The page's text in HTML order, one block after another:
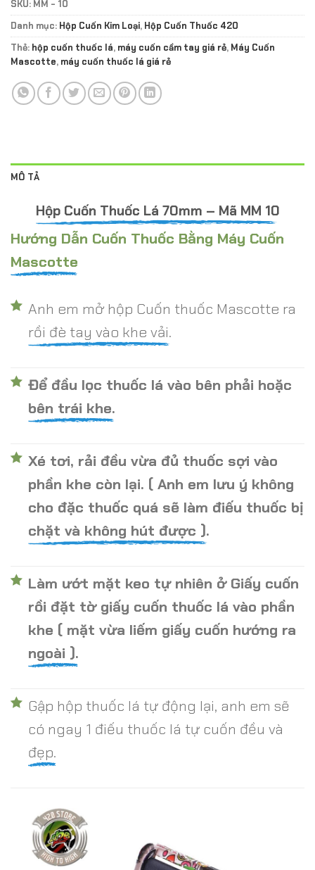
SKU: MM - 10
Danh mục: Hộp Cuốn Kim Loại, Hộp Cuốn Thuốc 420
Thẻ: hộp cuốn thuốc lá, máy cuốn cầm tay giá rẻ, Máy Cuốn
Mascotte, máy cuốn thuốc lá giá rẻ
MÔ TẢ
Hộp Cuốn Thuốc Lá 70mm – Mã MM 10
Hướng Dẫn Cuốn Thuốc Bằng Máy Cuốn
Mascotte
Anh em mở hộp Cuốn thuốc Mascotte ra
rồi đè tay vào khe vải.
Để đầu lọc thuốc lá vào bên phải hoặc
bên trái khe.
Xé tơi, rải đều vừa đủ thuốc sợi vào
phần khe còn lại. ( Anh em lưu ý không
cho đặc thuốc quá sẽ làm điếu thuốc bị
chặt và không hút được ).
Làm ướt mặt keo tự nhiên ở Giấy cuốn
rồi đặt tờ giấy cuốn thuốc lá vào phần
khe ( mặt vừa liếm giấy cuốn hướng ra
ngoài ).
Gập hộp thuốc lá tự động lại, anh em sẽ
có ngay 1 điếu thuốc lá tự cuốn đều và
đẹp.